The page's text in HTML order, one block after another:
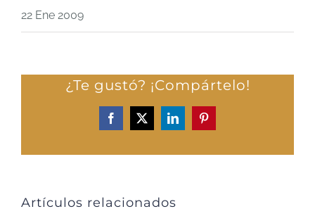
22 Ene 2009
¿Te gustó? ¡Compártelo!
Facebook
X LinkedInPinterest
Artículos relacionados